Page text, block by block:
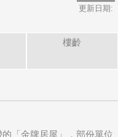
更新日期:
樓齡
「金牌居屋」，部份單位